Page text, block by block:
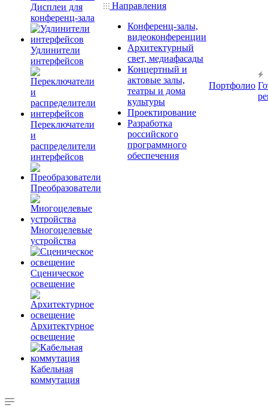
Дисплеи для
конференц-зала
Удлинители
интерфейсов
Переключатели
и
распределители
интерфейсов
Преобразователи
Многоцелевые
устройства
Сценическое
освещение
Архитектурное
освещение
Кабельная
коммутация
Направления
Конференц-залы,
видеоконференции
Архитектурный
свет, медиафасады
Концертный и
актовые залы,
театры и дома
культуры
Проектирование
Разработка
российского
программного
обеспечения
Портфолио